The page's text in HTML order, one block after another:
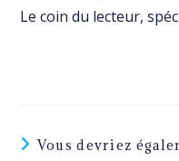
articles
Le coin du lecteur,
Vous devriez